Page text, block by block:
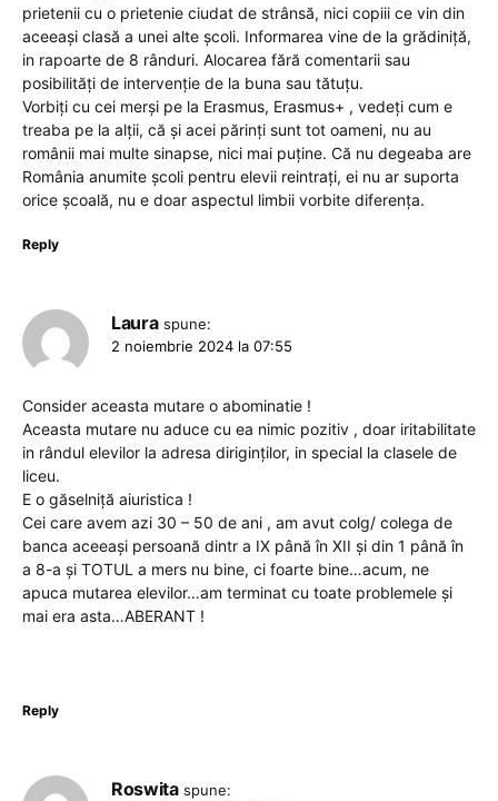
prietenii cu o prietenie ciudat de strânsă, nici copiii ce vin din
aceeași clasă a unei alte școli. Informarea vine de la grădiniță,
in rapoarte de 8 rânduri. Alocarea fără comentarii sau
posibilități de intervenție de la buna sau tătuțu.
Vorbiți cu cei merși pe la Erasmus, Erasmus+ , vedeți cum e
treaba pe la alții, că și acei părinți sunt tot oameni, nu au
românii mai multe sinapse, nici mai puține. Că nu degeaba are
România anumite școli pentru elevii reintrați, ei nu ar suporta
orice școală, nu e doar aspectul limbii vorbite diferența.
Reply
Laura spune:
2 noiembrie 2024 la 07:55
Consider aceasta mutare o abominatie !
Aceasta mutare nu aduce cu ea nimic pozitiv , doar iritabilitate
in rândul elevilor la adresa diriginților, in special la clasele de
liceu.
E o găselniță aiuristica !
Cei care avem azi 30 – 50 de ani , am avut colg/ colega de
banca aceeași persoană dintr a IX până în XII și din 1 până în
a 8-a și TOTUL a mers nu bine, ci foarte bine…acum, ne
apuca mutarea elevilor…am terminat cu toate problemele și
mai era asta…ABERANT !
Reply
Roswita spune: